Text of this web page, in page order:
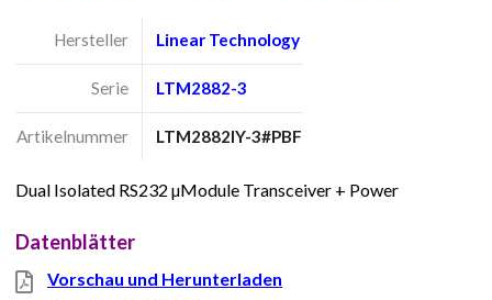
Hersteller Linear Technology
Serie LTM2882-3
Artikelnummer LTM2882IY-3#PBF
Dual Isolated RS232 µModule Transceiver + Power
Datenblätter
Vorschau und Herunterladen